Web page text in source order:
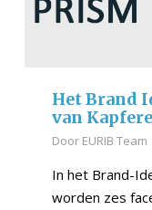
Het Brand
van
Door EURIB Team
In het Brand-
worden zes